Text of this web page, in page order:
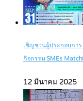
เชิญชวนผู้ประกอบการ
กิจกรรม SMEs
12 มีนาคม 2025